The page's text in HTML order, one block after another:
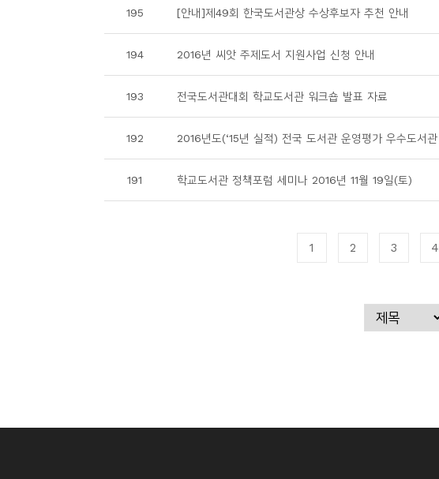
195 [안내]제49회 한국도서관상 수상후보자 추천 안내
194 2016년 씨앗 주제도서 지원사업 신청 안내
193 전국도서관대회 학교도서관 워크숍 발표 자료
192 2016년도(‘15년 실적) 전국 도서관 운영평가 우수도서관
191 학교도서관 정책포럼 세미나 2016년 11월 19일(토)
1 2 3 4